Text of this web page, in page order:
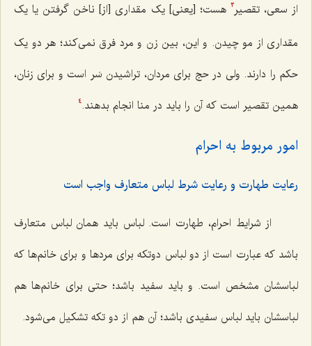
از سعی، تقصیر3
هست؛ [یعنی] یک مقداری [از] ناخن گرفتن یا یک
مقداری از مو چیدن. و این، بین زن و مرد فرق نمی‌کند؛ هر دو یک
حکم را دارند. ولی در حج برای مردان، تراشیدن سَر است و برای زنان،
همین تقصیر است که آن را باید در منا انجام بدهند.4
امور مربوط به احرام
رعایت طهارت و رعایت شرط لباس متعارف واجب است
از شرایط احرام، طهارت است. لباس باید همان لباس متعارف
باشد که عبارت است از دو لباس دوتکه برای مردها و برای خانم‌ها که
لباسشان مشخص است. و باید سفید باشد؛ حتی برای خانم‌ها هم
لباسشان باید لباس سفیدی باشد؛ آن هم از دو تکه تشکیل می‌شود.